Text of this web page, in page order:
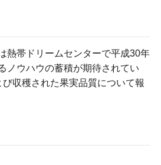
熱帯ドリームセンターで平成30年
ノウハウの蓄積が期待されてい
収穫された果実品質について報